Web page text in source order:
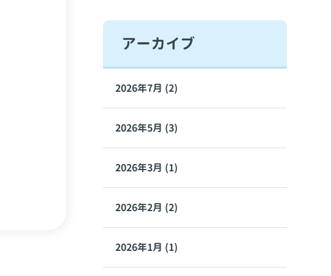
アーカイブ
2026年7月 (2)
2026年5月 (3)
2026年3月 (1)
2026年2月 (2)
2026年1月 (1)